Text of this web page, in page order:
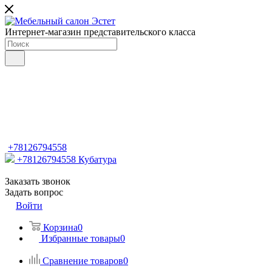
Интернет-магазин представительского класса
+78126794558
+78126794558 Кубатура
Заказать звонок
Задать вопрос
Войти
Корзина0
Избранные товары0
Сравнение товаров0